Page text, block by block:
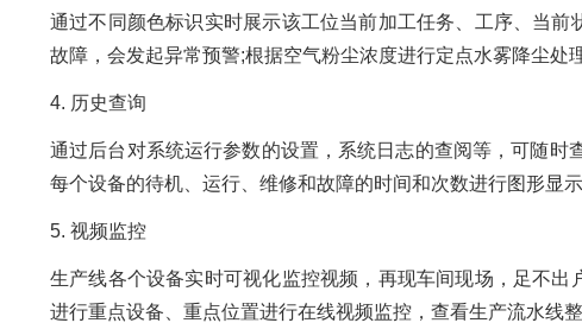
通过不同颜色标识实时展示该工位当前加工任务、工序、当
故障，会发起异常预警;根据空气粉尘浓度进行定点水雾降尘处
4. 历史查询
通过后台对系统运行参数的设置，系统日志的查阅等，可随
每个设备的待机、运行、维修和故障的时间和次数进行图形显
5. 视频监控
生产线各个设备实时可视化监控视频，再现车间现场，足不
进行重点设备、重点位置进行在线视频监控，查看生产流水线整